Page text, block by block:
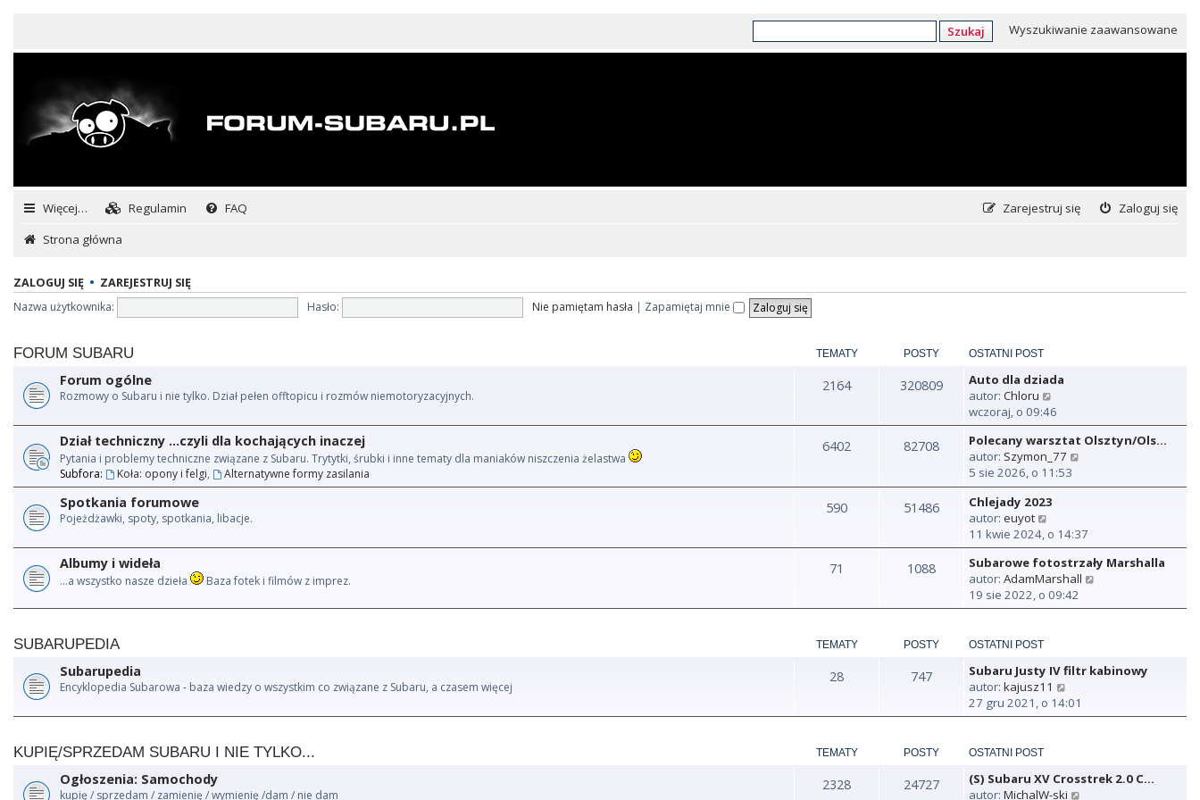
Szukaj Wyszukiwanie zaawansowane
Więcej… Regulamin FAQ Zaloguj się
Zarejestruj się
Strona główna
ZALOGUJ SIĘ • ZAREJESTRUJ SIĘ
Nazwa użytkownika:
Hasło: Nie pamiętam hasła | Zapamiętaj mnie
FORUM SUBARU TEMATY POSTY OSTATNI POST
Forum ogólne
Rozmowy o Subaru i nie tylko. Dział pełen offtopicu i rozmów niemotoryzacyjnych.
2164 320809
Auto dla dziada
autor: Chloru
y
ś
w
i
e
t
a
n
o
w
p
o
s
t
wczoraj, o 09:46
Dział techniczny ...czyli dla kochających inaczej
Pytania i problemy techniczne związane z Subaru. Trytytki, śrubki i inne tematy dla maniaków niszczenia żelastwa
Subfora:
Koła: opony i felgi, Alternatywne formy zasilania
6402 82708
Polecany warsztat Olsztyn/Ols…
autor: Szymon_77
ś
e
t
l
n
s
y
t
5 sie 2026, o 11:53
Spotkania forumowe
Pojeżdżawki, spoty, spotkania, libacje.
590 51486
Chlejady 2023
autor: euyot
y
ś
w
i
e
t
j
n
o
y
p
11 kwie 2024, o 14:37
Albumy i wideła
...a wszystko nasze dzieła Baza fotek i filmów z imprez.
71 1088
Subarowe fotostrzały Marshalla
autor: AdamMarshall
ś
t
a
w
19 sie 2022, o 09:42
SUBARUPEDIA TEMATY POSTY OSTATNI POST
Subarupedia
Encyklopedia Subarowa - baza wiedzy o wszystkim co związane z Subaru, a czasem więcej
28 747
Subaru Justy IV filtr kabinowy
autor: kajusz11
y
ś
t
27 gru 2021, o 14:01
KUPIĘ/SPRZEDAM SUBARU I NIE TYLKO... TEMATY POSTY OSTATNI POST
Ogłoszenia: Samochody
kupię / sprzedam / zamienię / wymienię /dam / nie dam
2328 24727
(S) Subaru XV Crosstrek 2.0 C…
autor: MichalW-ski